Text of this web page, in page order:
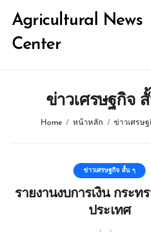
contentAgricultural News
Center
ข่าวเศรษฐกิจ
Home หน้าหลัก ข่าวเศรษ
ข่าวเศรษฐกิจ สั้น ๆ
รายงานงบการเงิน กระท
ประเทศ